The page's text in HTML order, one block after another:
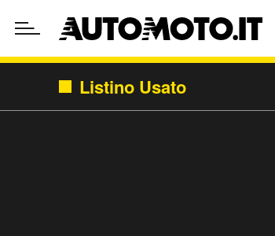
Listino Usato